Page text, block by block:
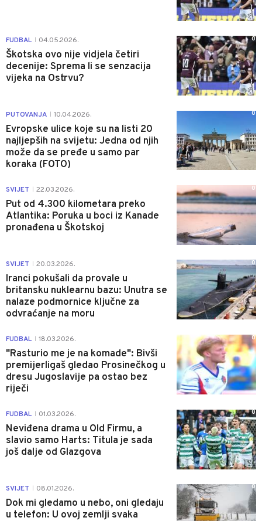
FUDBAL 04.05.2026.
Škotska ovo nije vidjela četiri
decenije: Sprema li se senzacija
vijeka na Ostrvu?
0
PUTOVANJA 10.04.2026.
Evropske ulice koje su na listi 20
najljepših na svijetu: Jedna od njih
može da se pređe u samo par
koraka (FOTO)
0
SVIJET 22.03.2026.
Put od 4.300 kilometara preko
Atlantika: Poruka u boci iz Kanade
pronađena u Škotskoj
0
SVIJET 20.03.2026.
Iranci pokušali da provale u
britansku nuklearnu bazu: Unutra se
nalaze podmornice ključne za
odvraćanje na moru
0
FUDBAL 18.03.2026.
"Rasturio me je na komade": Bivši
premijerligaš gledao Prosinečkog u
dresu Jugoslavije pa ostao bez
riječi
0
FUDBAL 01.03.2026.
Neviđena drama u Old Firmu, a
slavio samo Harts: Titula je sada
još dalje od Glazgova
0
SVIJET 08.01.2026.
Dok mi gledamo u nebo, oni gledaju
u telefon: U ovoj zemlji svaka
0